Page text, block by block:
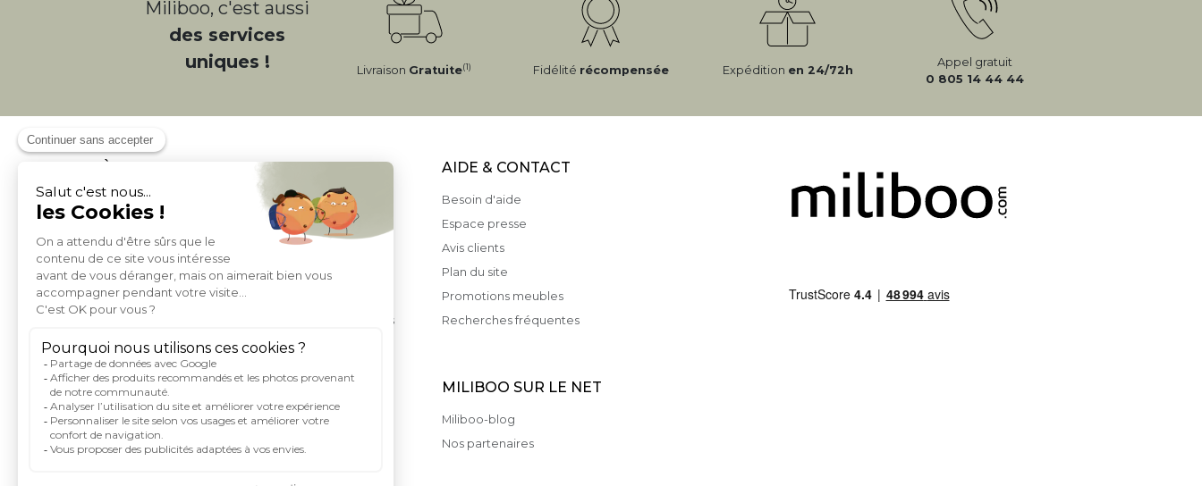
Miliboo, c'est aussi
des services
uniques !
Livraison Gratuite(1) Fidélité récompensée Expédition en 24/72h
Appel gratuit
0 805 14 44 44
À PROPOS DE MILIBOO
Qui sommes nous et nos engagements
Mentions légales
Moyens de paiement
Livraison
Conditions générales de Vente
Politique de protection des données personnelles
Conditions générales d'utilisation du site
Droits informatique et libertés
Carte de fidelite et parrainage
Rejoignez-nous
Index égalité femme homme
AIDE & CONTACT
Besoin d'aide
Espace presse
Avis clients
Plan du site
Promotions meubles
Recherches fréquentes
MILIBOO SUR LE NET
Miliboo-blog
Nos partenaires